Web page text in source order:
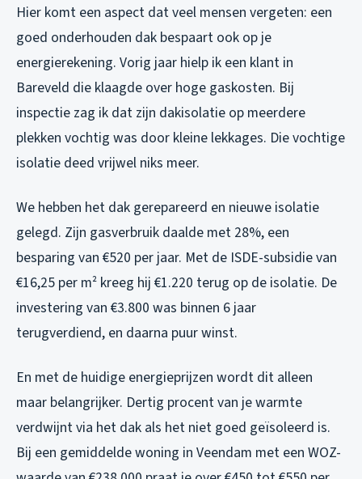
Hier komt een aspect dat veel mensen vergeten: een
goed onderhouden dak bespaart ook op je
energierekening. Vorig jaar hielp ik een klant in
Bareveld die klaagde over hoge gaskosten. Bij
inspectie zag ik dat zijn dakisolatie op meerdere
plekken vochtig was door kleine lekkages. Die vochtige
isolatie deed vrijwel niks meer.
We hebben het dak gerepareerd en nieuwe isolatie
gelegd. Zijn gasverbruik daalde met 28%, een
besparing van €520 per jaar. Met de ISDE-subsidie van
€16,25 per m² kreeg hij €1.220 terug op de isolatie. De
investering van €3.800 was binnen 6 jaar
terugverdiend, en daarna puur winst.
En met de huidige energieprijzen wordt dit alleen
maar belangrijker. Dertig procent van je warmte
verdwijnt via het dak als het niet goed geïsoleerd is.
Bij een gemiddelde woning in Veendam met een WOZ-